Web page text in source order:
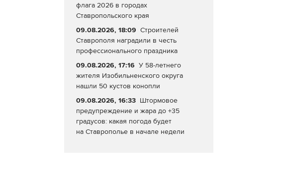
флага 2026 в городах
Ставропольского края
09.08.2026, 18:09 Строителей
Ставрополя наградили в честь
профессионального праздника
09.08.2026, 17:16 У 58-летнего
жителя Изобильненского округа
нашли 50 кустов конопли
09.08.2026, 16:33 Штормовое
предупреждение и жара до +35
градусов: какая погода будет
на Ставрополье в начале недели